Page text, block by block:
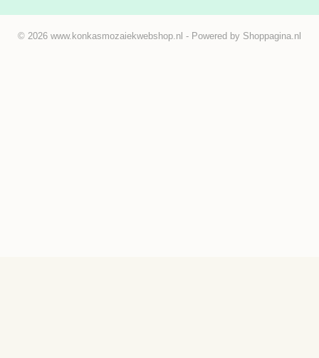
© 2026 www.konkasmozaiekwebshop.nl - Powered by Shoppagina.nl